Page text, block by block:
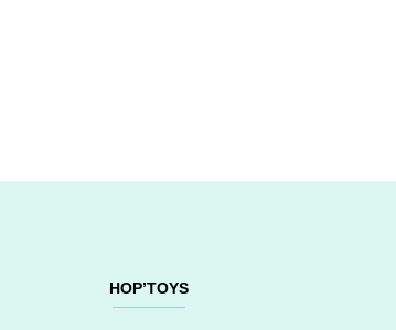
HOP’TOYS